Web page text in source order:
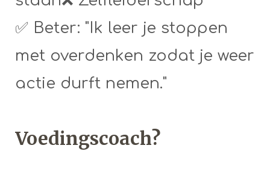
✅ Beter: "Ik leer je stoppen
met overdenken zodat je weer
actie durft nemen."
Voedingscoach?